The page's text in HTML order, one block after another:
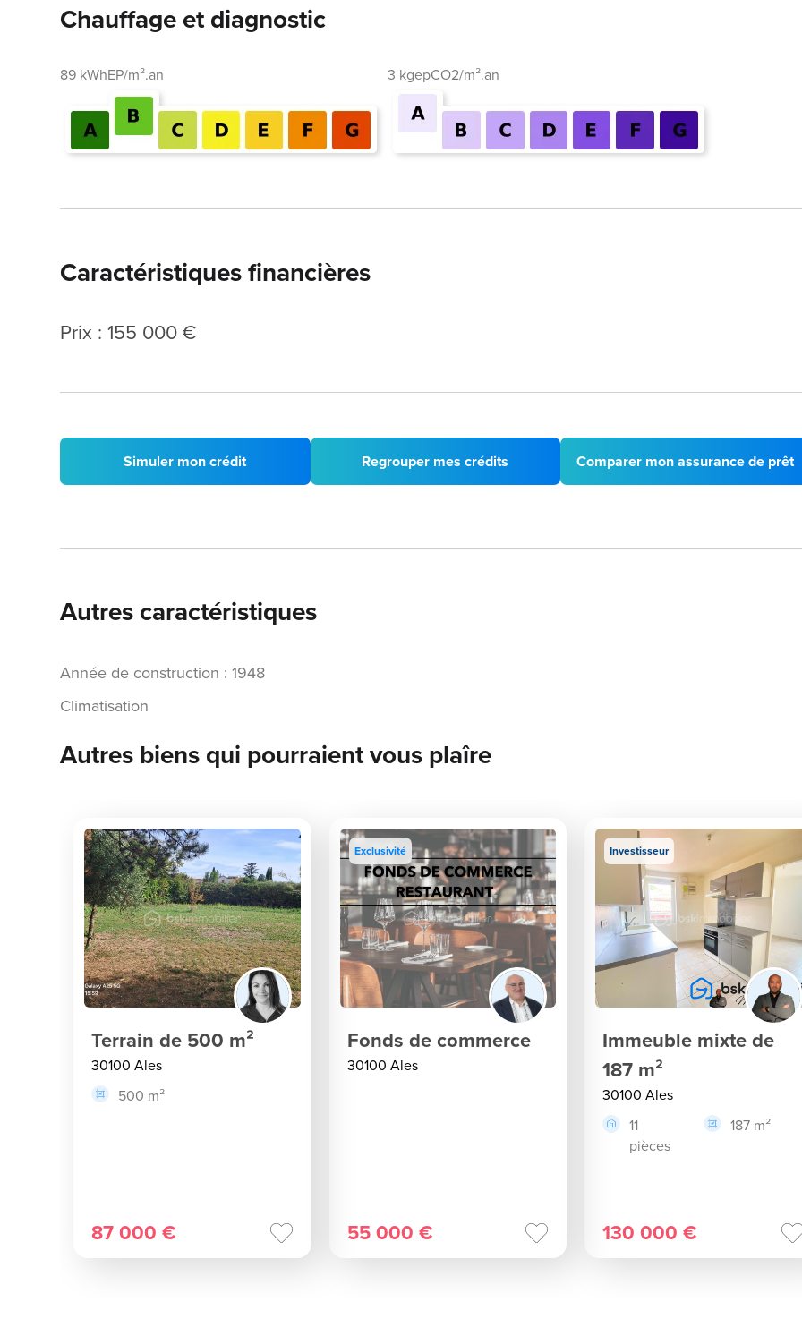
Chauffage et diagnostic
89 kWhEP/m².an 3 kgepCO2/m².an
Caractéristiques financières
Prix : 155 000 €
Simuler mon crédit Regrouper mes crédits Comparer mon assurance de prêt
Autres caractéristiques
Année de construction : 1948
Climatisation
Autres biens qui pourraient vous plaîre
Terrain de 500 m²
30100 Ales
500 m²
87 000 €
Exclusivité
Fonds de commerce
30100 Ales
55 000 €
Investisseur
Immeuble mixte de
187 m²
30100 Ales
11
pièces
187 m²
130 000 €